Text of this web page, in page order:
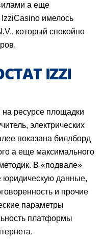
а еще
имелось
который спокойно
IZZI
ресурсе площадки
электрических
показана биллборд
а еще максимального
В «подвале»
юридическую данные,
и прочие
параметры
платформы